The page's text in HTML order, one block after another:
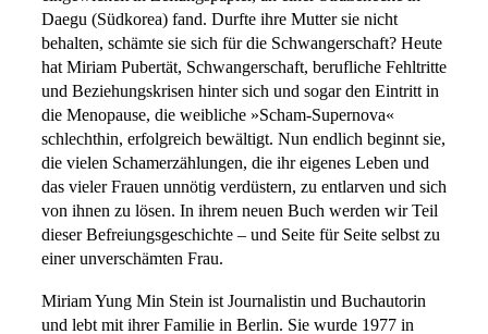
Daegu (Südkorea) fand. Durfte ihre Mutter sie nicht
behalten, schämte sie sich für die Schwangerschaft? Heute
hat Miriam Pubertät, Schwangerschaft, berufliche Fehltritte
und Beziehungskrisen hinter sich und sogar den Eintritt in
die Menopause, die weibliche »Scham-Supernova«
schlechthin, erfolgreich bewältigt. Nun endlich beginnt sie,
die vielen Schamerzählungen, die ihr eigenes Leben und
das vieler Frauen unnötig verdüstern, zu entlarven und sich
von ihnen zu lösen. In ihrem neuen Buch werden wir Teil
dieser Befreiungsgeschichte – und Seite für Seite selbst zu
einer unverschämten Frau.
Miriam Yung Min Stein ist Journalistin und Buchautorin
und lebt mit ihrer Familie in Berlin. Sie wurde 1977 in